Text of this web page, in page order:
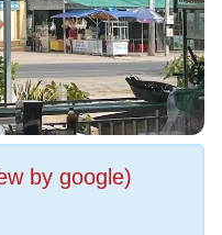
by google)